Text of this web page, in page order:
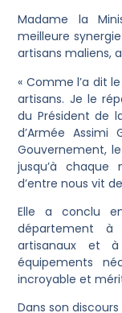
Madame la
meilleure
artisans maliens,
« Comme l’a dit
artisans. Je le
du Président de
d’Armée Assimi
Gouvernement,
jusqu’à chaque
d’entre nous vit
Elle a conclu
département
artisanaux et
équipements
incroyable et
Dans son discours